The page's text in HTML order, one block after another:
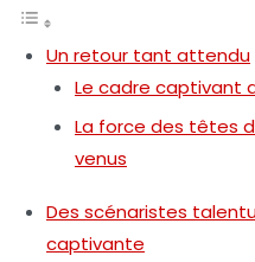
Un retour tant attendu
Le cadre captivant
La force des têtes
venus
Des scénaristes
captivante